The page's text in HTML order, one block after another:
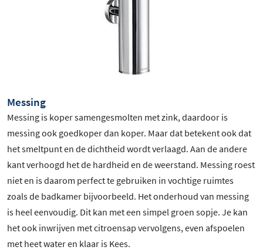
Messing
Messing is koper samengesmolten met zink, daardoor is
messing ook goedkoper dan koper. Maar dat betekent ook dat
het smeltpunt en de dichtheid wordt verlaagd. Aan de andere
kant verhoogd het de hardheid en de weerstand. Messing roest
niet en is daarom perfect te gebruiken in vochtige ruimtes
zoals de badkamer bijvoorbeeld. Het onderhoud van messing
is heel eenvoudig. Dit kan met een simpel groen sopje. Je kan
het ook inwrijven met citroensap vervolgens, even afspoelen
met heet water en klaar is Kees.